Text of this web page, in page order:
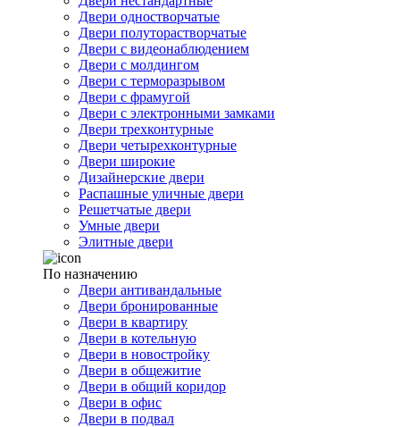
Двери одностворчатые
Двери полуторастворчатые
Двери с видеонаблюдением
Двери с молдингом
Двери с терморазрывом
Двери с фрамугой
Двери с электронными замками
Двери трехконтурные
Двери четырехконтурные
Двери широкие
Дизайнерские двери
Распашные уличные двери
Решетчатые двери
Умные двери
Элитные двери
По назначению
Двери антивандальные
Двери бронированные
Двери в квартиру
Двери в котельную
Двери в новостройку
Двери в общежитие
Двери в общий коридор
Двери в офис
Двери в подвал